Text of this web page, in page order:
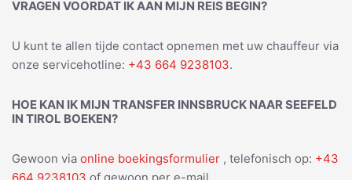
VRAGEN VOORDAT IK AAN MIJN REIS BEGIN?
U kunt te allen tijde contact opnemen met uw chauffeur via
onze servicehotline: +43 664 9238103.
HOE KAN IK MIJN TRANSFER INNSBRUCK NAAR SEEFELD
IN TIROL BOEKEN?
Gewoon via online boekingsformulier , telefonisch op: +43